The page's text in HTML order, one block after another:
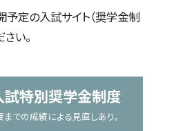
定の入試サイト（奨学金制
い。
特別奨学金制度
での成績による見直しあり。